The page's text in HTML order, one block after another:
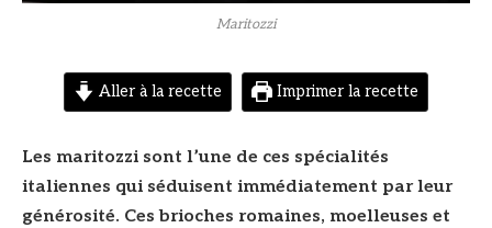
Maritozzi
Aller à la recette Imprimer la recette
Les maritozzi sont l’une de ces spécialités
italiennes qui séduisent immédiatement par leur
générosité. Ces brioches romaines, moelleuses et